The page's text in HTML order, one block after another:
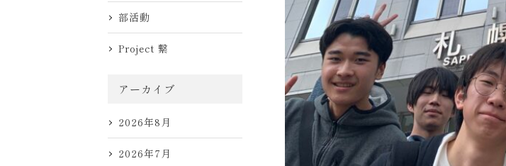
部活動
Project 繋
アーカイブ
2026年8月
2026年7月